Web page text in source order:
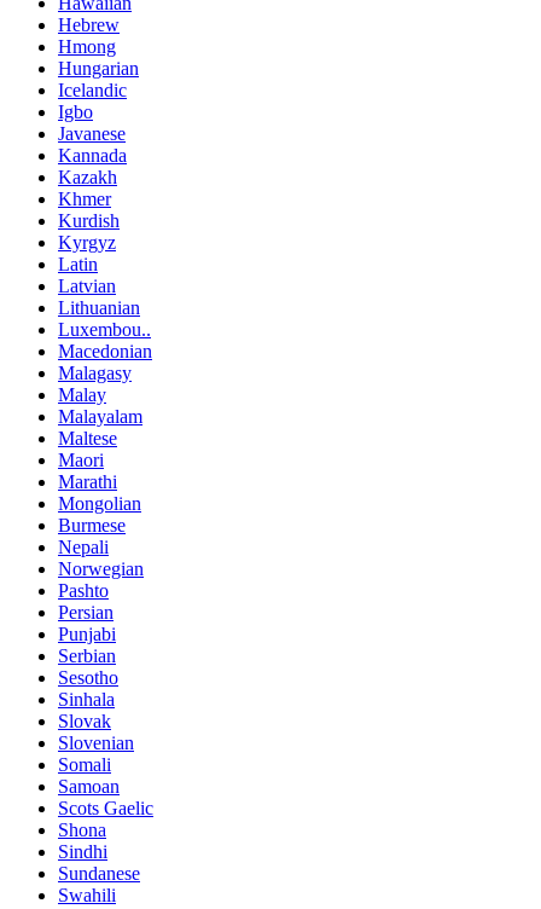
Hebrew
Hmong
Hungarian
Icelandic
Igbo
Javanese
Kannada
Kazakh
Khmer
Kurdish
Kyrgyz
Latin
Latvian
Lithuanian
Luxembou..
Macedonian
Malagasy
Malay
Malayalam
Maltese
Maori
Marathi
Mongolian
Burmese
Nepali
Norwegian
Pashto
Persian
Punjabi
Serbian
Sesotho
Sinhala
Slovak
Slovenian
Somali
Samoan
Scots Gaelic
Shona
Sindhi
Sundanese
Swahili